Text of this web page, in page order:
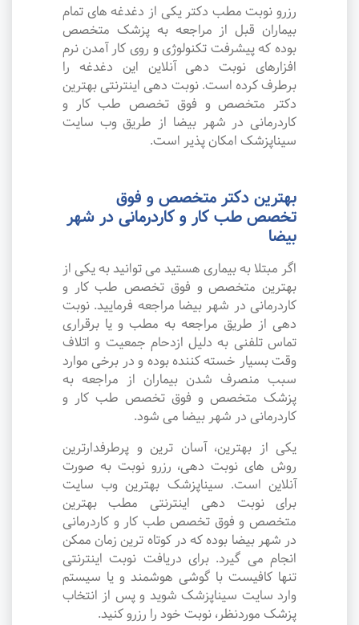
رزرو نوبت مطب دکتر یکی از دغدغه های تمام
بیماران قبل از مراجعه به پزشک متخصص
بوده که پیشرفت تکنولوژی و روی کار آمدن نرم
افزارهای نوبت دهی آنلاین این دغدغه را
برطرف کرده است. نوبت دهی اینترنتی بهترین
دکتر متخصص و فوق تخصص طب کار و
کاردرمانی در شهر بیضا از طریق وب سایت
سیناپزشک امکان پذیر است.
بهترین دکتر متخصص و فوق
تخصص طب کار و کاردرمانی در شهر
بیضا
اگر مبتلا به بیماری هستید می توانید به یکی از
بهترین متخصص و فوق تخصص طب کار و
کاردرمانی در شهر بیضا مراجعه فرمایید. نوبت
دهی از طریق مراجعه به مطب و یا برقراری
تماس تلفنی به دلیل ازدحام جمعیت و اتلاف
وقت بسیار خسته کننده بوده و در برخی موارد
سبب منصرف شدن بیماران از مراجعه به
پزشک متخصص و فوق تخصص طب کار و
کاردرمانی در شهر بیضا می شود.
یکی از بهترین، آسان ترین و پرطرفدارترین
روش های نوبت دهی، رزرو نوبت به صورت
آنلاین است. سیناپزشک بهترین وب سایت
برای نوبت دهی اینترنتی مطب بهترین
متخصص و فوق تخصص طب کار و کاردرمانی
در شهر بیضا بوده که در کوتاه ترین زمان ممکن
انجام می گیرد. برای دریافت نوبت اینترنتی
تنها کافیست با گوشی هوشمند و یا سیستم
وارد سایت سیناپزشک شوید و پس از انتخاب
پزشک موردنظر، نوبت خود را رزرو کنید.